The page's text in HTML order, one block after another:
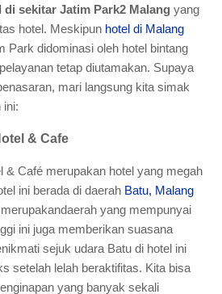
di sekitar Jatim Park2 Malang yang
hotel. Meskipun hotel di Malang
Park didominasi oleh hotel bintang
tetap diutamakan. Supaya
mari langsung kita simak
ini:
& Cafe
& Café merupakan hotel yang megah
ini berada di daerah Batu, Malang
yang mempunyai
ini juga memberikan suasana
sejuk udara Batu di hotel ini
setelah lelah beraktifitas. Kita bisa
yang banyak sekali